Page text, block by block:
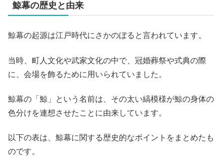
鯨幕の歴史と由来
鯨幕の起源は江戸時代にさかのぼると言われています。
当時、町人文化や武家文化の中で、冠婚葬祭や式典の際
に、会場を飾るために用いられていました。
鯨幕の「鯨」という名前は、その太い縞模様が鯨の身体の
色分けを連想させたことに由来しています。
以下の表は、鯨幕に関する歴史的なポイントをまとめたも
のです。